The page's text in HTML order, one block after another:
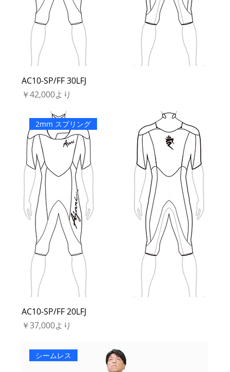
AC10-SP/FF 30LFJ
￥42,000より
セール価格
2mm スプリング
AC10-SP/FF 20LFJ
￥37,000より
セール価格
シームレス